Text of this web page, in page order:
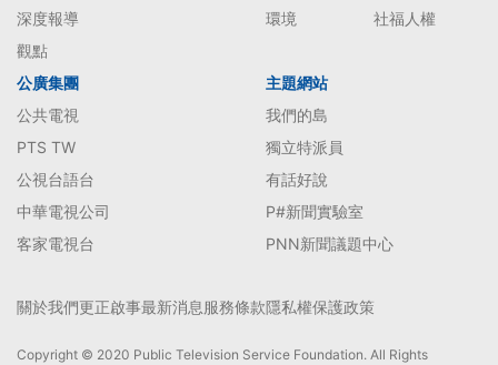
深度報導
觀點
環境
社福人權
公廣集團
公共電視
PTS TW
公視台語台
中華電視公司
客家電視台
主題網站
我們的島
獨立特派員
有話好說
P#新聞實驗室
PNN新聞議題中心
關於我們更正啟事最新消息服務條款隱私權保護政策
Copyright © 2020 Public Television Service Foundation. All Rights